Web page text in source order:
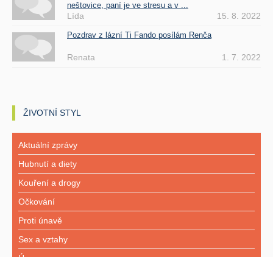
neštovice, paní je ve stresu a v ...
Lída 15. 8. 2022
Pozdrav z lázní Ti Fando posílám Renča
Renata 1. 7. 2022
ŽIVOTNÍ STYL
Aktuální zprávy
Hubnutí a diety
Kouření a drogy
Očkování
Proti únavě
Sex a vztahy